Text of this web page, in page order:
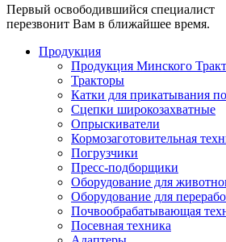
Первый освободившийся специалист
перезвонит Вам в ближайшее время.
Продукция
Продукция Минского
Тракторы
Катки для прикатывания
Сцепки широкозахватные
Опрыскиватели
Кормозаготовительная
Погрузчики
Пресс-подборщики
Оборудование для
Оборудование для
Почвообрабатывающая
Посевная техника